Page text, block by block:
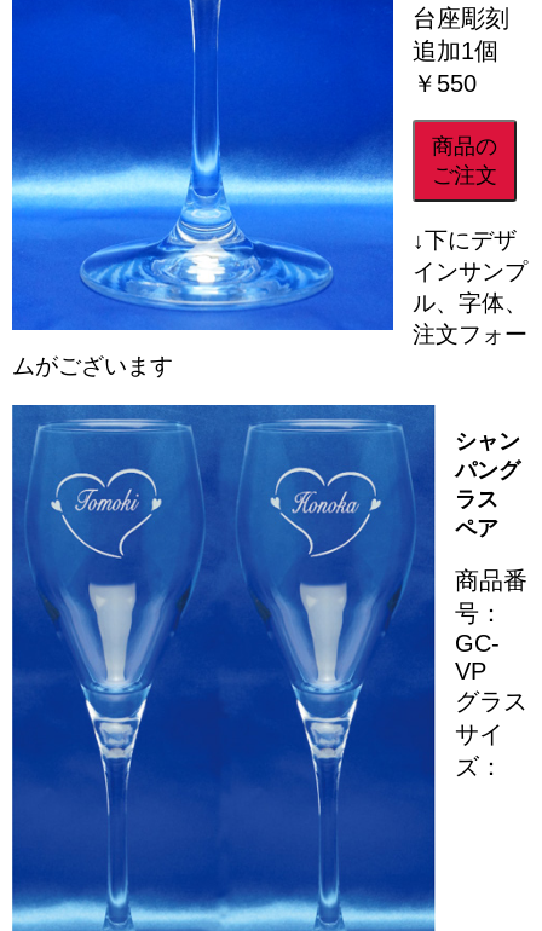
台座彫刻
追加1個
￥550
商品の
ご注文
↓下にデザ
インサンプ
ル、字体、
注文フォー
ムがございます
シャン
パング
ラス
ペア
商品番
号：
GC-
VP
グラス
サイ
ズ：